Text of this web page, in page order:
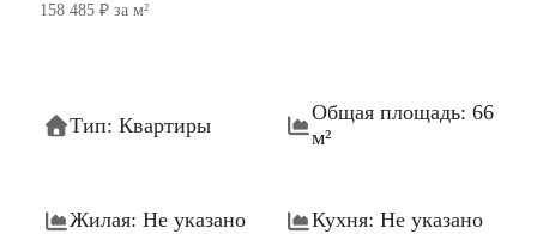
158 485 ₽ за м²
Тип: Квартиры
Общая площадь: 66
м²
Жилая: Не указано Кухня: Не указано